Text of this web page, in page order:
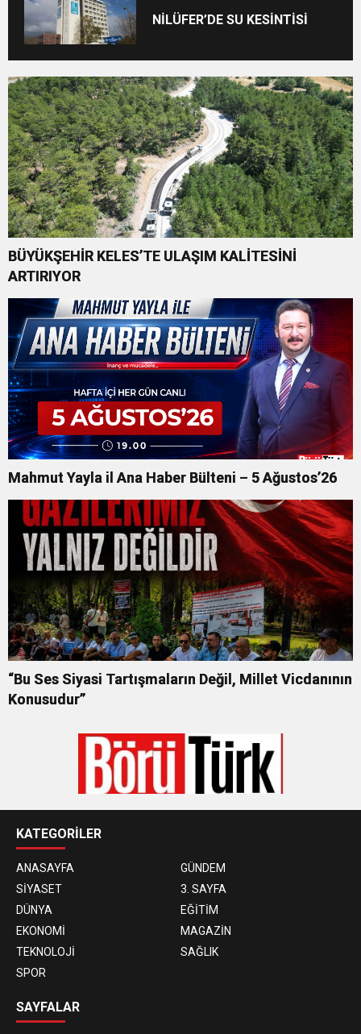
NİLÜFER’DE SU KESİNTİSİ
BÜYÜKŞEHİR KELES’TE ULAŞIM KALİTESİNİ
ARTIRIYOR
Mahmut Yayla il Ana Haber Bülteni – 5 Ağustos’26
“Bu Ses Siyasi Tartışmaların Değil, Millet Vicdanının
Konusudur”
KATEGORİLER
ANASAYFA
GÜNDEM
SİYASET
3. SAYFA
DÜNYA
EĞİTİM
EKONOMİ
MAGAZİN
TEKNOLOJİ
SAĞLIK
SPOR
SAYFALAR